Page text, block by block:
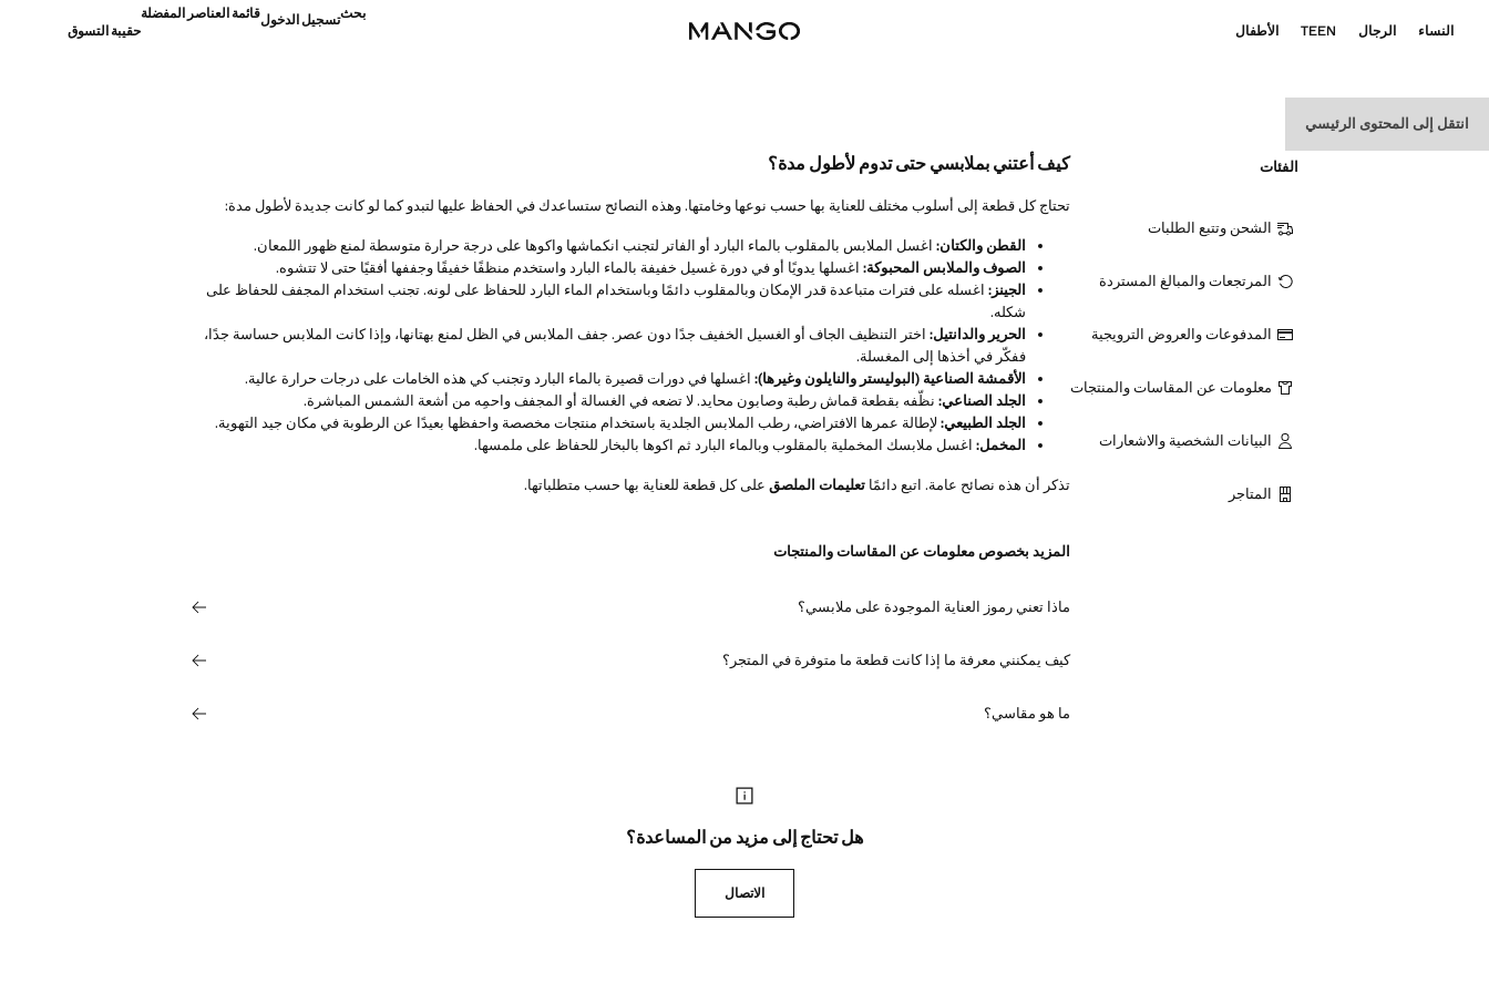
انتقل إلى المحتوى الرئيسي
النساء الرجال TEEN الأطفال
بحثتسجيل الدخولقائمة العناصر المفضلة
حقيبة التسوق
كيف أعتني بملابسي حتى تدوم لأطول مدة؟
تحتاج كل قطعة إلى أسلوب مختلف للعناية بها حسب نوعها وخامتها. وهذه النصائح ستساعدك في الحفاظ عليها لتبدو كما لو كانت جديدة لأطول مدة:
القطن والكتان: اغسل الملابس بالمقلوب بالماء البارد أو الفاتر لتجنب انكماشها واكوها على درجة حرارة متوسطة لمنع ظهور اللمعان.
الصوف والملابس المحبوكة: اغسلها يدويًا أو في دورة غسيل خفيفة بالماء البارد واستخدم منظفًا خفيفًا وجففها أفقيًا حتى لا تتشوه.
الجينز: اغسله على فترات متباعدة قدر الإمكان وبالمقلوب دائمًا وباستخدام الماء البارد للحفاظ على لونه. تجنب استخدام المجفف للحفاظ على
شكله.
الحرير والدانتيل: اختر التنظيف الجاف أو الغسيل الخفيف جدًا دون عصر. جفف الملابس في الظل لمنع بهتانها، وإذا كانت الملابس حساسة جدًا،
ففكّر في أخذها إلى المغسلة.
الأقمشة الصناعية (البوليستر والنايلون وغيرها): اغسلها في دورات قصيرة بالماء البارد وتجنب كي هذه الخامات على درجات حرارة عالية.
الجلد الصناعي: نظّفه بقطعة قماش رطبة وصابون محايد. لا تضعه في الغسالة أو المجفف واحمِه من أشعة الشمس المباشرة.
الجلد الطبيعي: لإطالة عمرها الافتراضي، رطب الملابس الجلدية باستخدام منتجات مخصصة واحفظها بعيدًا عن الرطوبة في مكان جيد التهوية.
المخمل: اغسل ملابسك المخملية بالمقلوب وبالماء البارد ثم اكوها بالبخار للحفاظ على ملمسها.
تذكر أن هذه نصائح عامة. اتبع دائمًا تعليمات الملصق على كل قطعة للعناية بها حسب متطلباتها.
المزيد بخصوص معلومات عن المقاسات والمنتجات
ماذا تعني رموز العناية الموجودة على ملابسي؟
كيف يمكنني معرفة ما إذا كانت قطعة ما متوفرة في المتجر؟
ما هو مقاسي؟
الفئات
الشحن وتتبع الطلبات
المرتجعات والمبالغ المستردة
المدفوعات والعروض الترويجية
معلومات عن المقاسات والمنتجات
البيانات الشخصية والاشعارات
المتاجر
هل تحتاج إلى مزيد من المساعدة؟
الاتصال